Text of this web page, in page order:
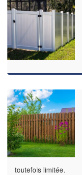
toutefois limitée.